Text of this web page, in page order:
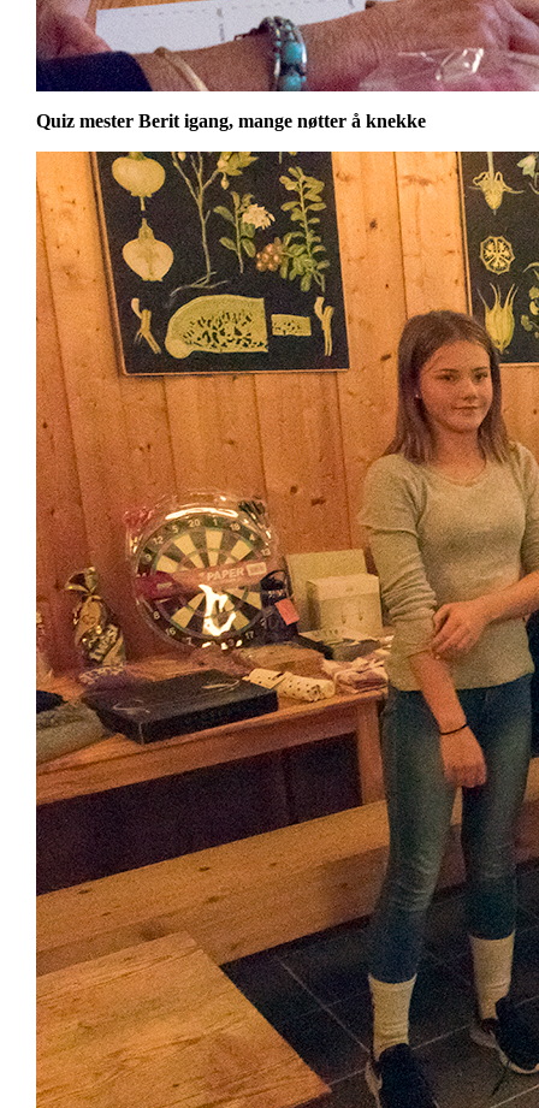
Quiz mester Berit igang, mange nøtter å knekke